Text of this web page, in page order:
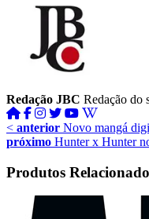
Redação JBC Redação do
< anterior Novo mangá
próximo Hunter x Hunter
Produtos